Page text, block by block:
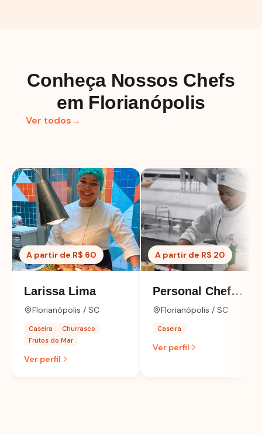
Conheça Nossos Chefs
em Florianópolis
Ver todos→
A partir de R$ 60
Larissa Lima
Florianópolis / SC
Caseira
Churrasco
Frutos do Mar
Ver perfil
A partir de R$ 20
Personal Chef
Lidia
Florianópolis / SC
Caseira
Ver perfil